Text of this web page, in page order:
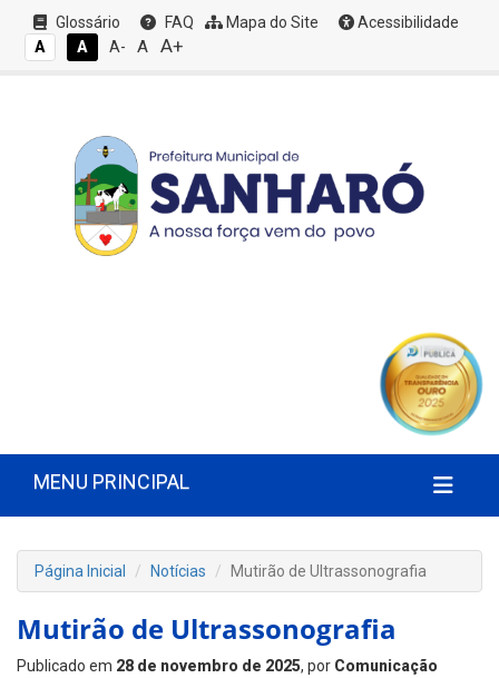
Glossário FAQ Mapa do Site
Acessibilidade
A
A A- A A+
MENU PRINCIPAL
Página Inicial Notícias Mutirão de Ultrassonografia
Mutirão de Ultrassonografia
Publicado em 28 de novembro de 2025, por Comunicação